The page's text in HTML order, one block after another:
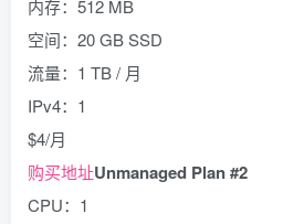
内存：512 MB
空间：20 GB SSD
流量：1 TB / 月
IPv4：1
$4/月
购买地址Unmanaged Plan #2
CPU：1